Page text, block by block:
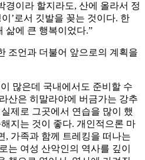
경이라 할지라도, 산에 올라서 정
’로서 깃발을 꽂는 것이다. 한
삶에 큰 행복이었다.”
조언과 더불어 앞으로의 계획을
많은데 국내에서도 준비할 수
산은 히말라야에 버금가는 강추
제로 그곳에서 연습을 많이 했
지는 것이 좋다. 개인적으론 마
, 가족과 함께 트레킹을 떠나는
는 여성 산악인의 역사를 깊이